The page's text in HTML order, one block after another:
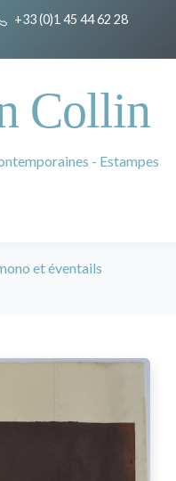
+33 (0)1 45 44 62 28
Collin
- Estampes
et éventails